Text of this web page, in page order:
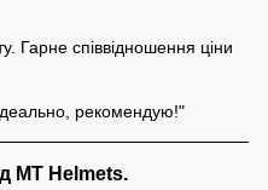
Гарне співвідношення ціни
рекомендую!"
MT Helmets.